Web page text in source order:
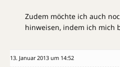
Zudem möchte ich auch
hinweisen, indem ich mich
13. Januar 2013 um 14:52